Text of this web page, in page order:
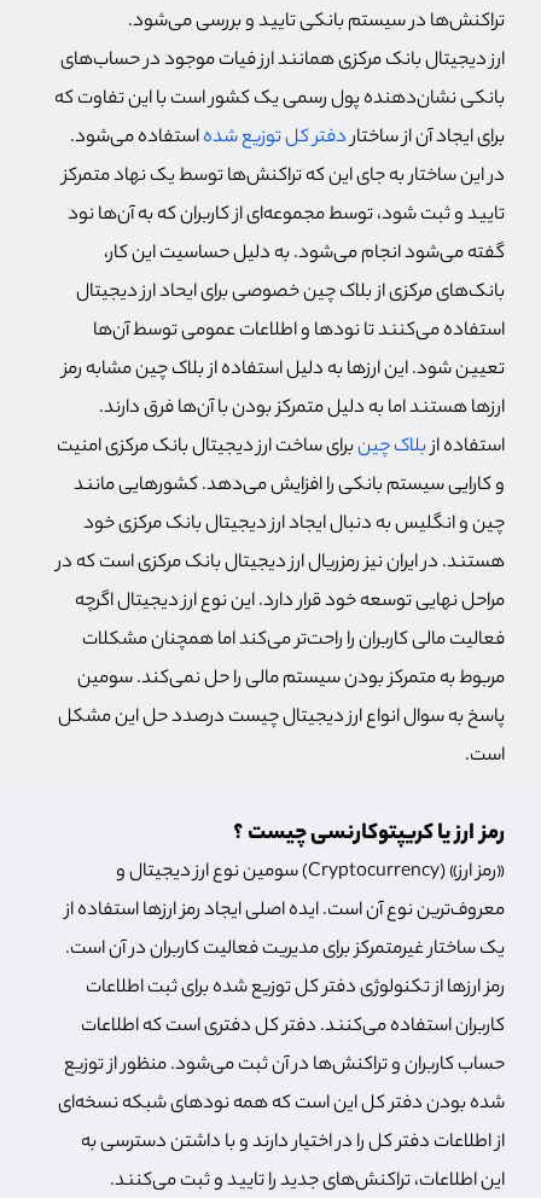
تراکنش‌ها در سیستم بانکی تایید و بررسی می‌شود.
ارز دیجیتال بانک مرکزی همانند ارز فیات موجود در حساب‌های
بانکی نشان‌دهنده پول رسمی یک کشور است با این تفاوت که
برای ایجاد آن از ساختاردفتر کل توزیع شدهاستفاده می‌شود.
در این ساختار به جای این که تراکنش‌ها توسط یک نهاد متمرکز
تایید و ثبت شود، توسط مجموعه‌ای از کاربران که به آن‌ها نود
گفته می‌شود انجام می‌شود. به دلیل حساسیت این کار،
بانک‌های مرکزی از بلاک چین خصوصی برای ایحاد ارز دیجیتال
استفاده می‌کنند تا نودها و اطلاعات عمومی توسط آن‌ها
تعیین شود. این ارزها به دلیل استفاده از بلاک چین مشابه رمز
ارزها هستند اما به دلیل متمرکز بودن با آن‌ها فرق دارند.
استفاده ازبلاک چینبرای ساخت ارز دیجیتال بانک مرکزی امنیت
و کارایی سیستم بانکی را افزایش می‌دهد. کشورهایی مانند
چین و انگلیس به دنبال ایجاد ارز دیجیتال بانک مرکزی خود
هستند. در ایران نیز رمزریال ارز دیجیتال بانک مرکزی است که در
مراحل نهایی توسعه خود قرار دارد. این نوع ارز دیجیتال اگرچه
فعالیت مالی کاربران را راحت‌تر می‌کند اما همچنان مشکلات
مربوط به متمرکز بودن سیستم مالی را حل نمی‌کند. سومین
پاسخ به سوال انواع ارز دیجیتال چیست درصدد حل این مشکل
است.
رمز ارز یا کریپتوکارنسی چیست ؟
«رمز ارز» (Cryptocurrency) سومین نوع ارز دیجیتال و
معروف‌ترین نوع آن است. ایده اصلی ایجاد رمز ارزها استفاده از
یک ساختار غیرمتمرکز برای مدیریت فعالیت کاربران در آن است.
رمز ارزها از تکنولوژی دفتر کل توزیع شده برای ثبت اطلاعات
کاربران استفاده می‌کنند. دفتر کل دفتری است که اطلاعات
حساب کاربران و تراکنش‌ها در آن ثبت می‌شود. منظور از توزیع
شده بودن دفتر کل این است که همه نودهای شبکه نسخه‌ای
از اطلاعات دفتر کل را در اختیار دارند و با داشتن دسترسی به
این اطلاعات، تراکنش‌های جدید را تایید و ثبت می‌کنند.